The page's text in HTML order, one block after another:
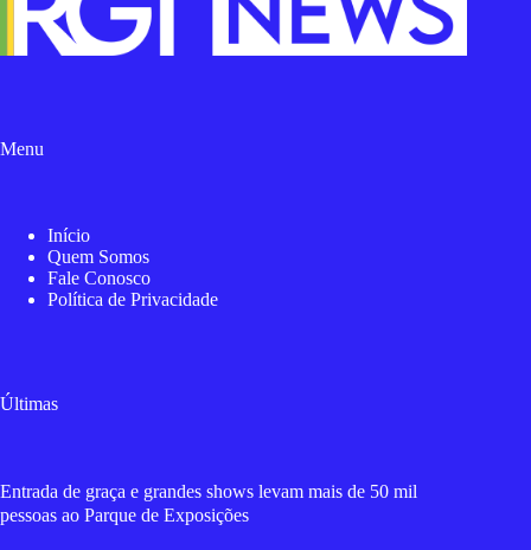
Menu
Início
Quem Somos
Fale Conosco
Política de Privacidade
Últimas
Entrada de graça e grandes shows levam mais de 50 mil
pessoas ao Parque de Exposições